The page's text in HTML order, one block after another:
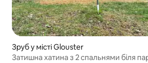
Зруб у місті Glouster
Затишна хатина з 2 спальнями біля